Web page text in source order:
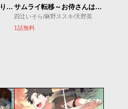
ただ静かに消え去るつもりでした サムライ転移～お侍さんは異世界でもあんまり変わらない～
四辻いそら/麻野ススキ/天野英
1話無料